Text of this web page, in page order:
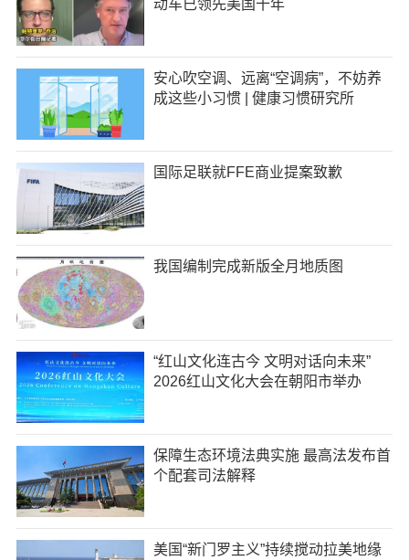
动车已领先美国十年
安心吹空调、远离“空调病”，不妨养
成这些小习惯 | 健康习惯研究所
国际足联就FFE商业提案致歉
我国编制完成新版全月地质图
“红山文化连古今 文明对话向未来”
2026红山文化大会在朝阳市举办
保障生态环境法典实施 最高法发布首
个配套司法解释
美国“新门罗主义”持续搅动拉美地缘